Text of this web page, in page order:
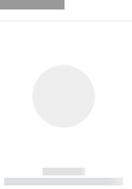
------------
----------- ----------- ----------